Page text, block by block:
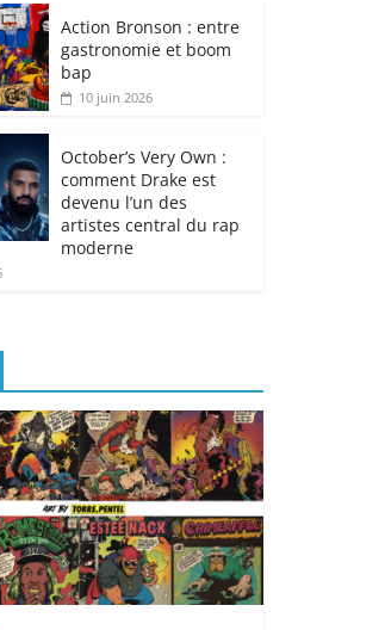
Action Bronson : entre
gastronomie et boom
bap
10 juin 2026
October’s Very Own :
comment Drake est
devenu l’un des
artistes central du rap
moderne